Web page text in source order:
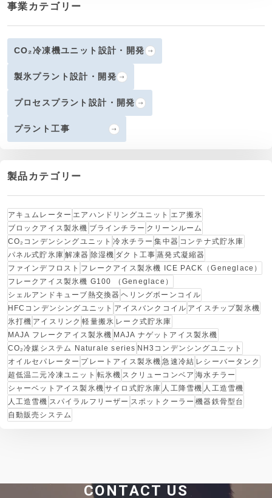
事業カテゴリー
CO₂冷凍機ユニット設計・開発
製氷プラント設計・開発
プロセスプラント設計・開発
プラント工事
製品カテゴリー
アキュムレーター エアハンドリングユニット エア搬氷
ブロックアイス製氷機 ブラインチラー クリーンルーム
CO₂コンデンシングユニット 冷水チラー 集中器 コンテナ式貯氷庫
パネル式貯氷庫 解凍器 除湿機 ダクト工事 蒸発式凝縮器
ファインデフロスト フレークアイス製氷機 ICE PACK（Geneglace）
フレークアイス製氷機 G100 （Geneglace）
シェルアンドキューブ熱交換器 ヘリングボーンコイル
HFCコンデンシングユニット アイスバンクコイル アイスチップ製氷機
氷打機 アイスリンク 軽量搬氷 レーク式貯氷庫
MAJA フレークアイス製氷機 MAJA ナゲットアイス製氷機
CO₂冷媒システム Naturale series NH3コンデンシングユニット
オイルセパレーター プレートアイス製氷機 急速冷結 レシーバータンク
超低温二元冷凍ユニット 転氷機 スクリューコンベア 海水チラー
シャーベットアイス製氷機 サイロ式貯氷庫 人工降雪機 人工造雪機
人工造雪機 スパイラルフリーザー スポットクーラー 機器鉄骨型台
自動販売システム
CONTACT US